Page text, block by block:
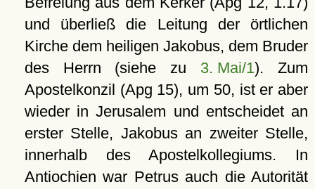
und überließ die Leitung der örtlichen
Kirche dem heiligen Jakobus, dem Bruder
des Herrn (siehe zu 3. Mai/1). Zum
Apostelkonzil (Apg 15), um 50, ist er aber
wieder in Jerusalem und entscheidet an
erster Stelle, Jakobus an zweiter Stelle,
innerhalb des Apostelkollegiums. In
Antiochien war Petrus auch die Autorität